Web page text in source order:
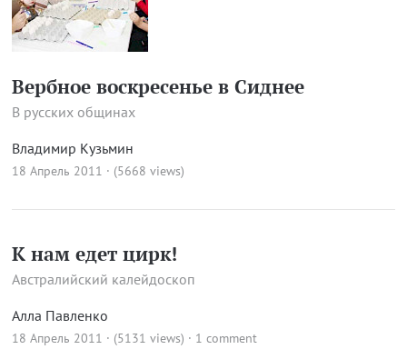
Вербное воскресенье в Сиднее
В русских общинах
Владимир Кузьмин
18 Апрель 2011 · (5668 views)
К нам едет цирк!
Австралийский калейдоскоп
Алла Павленко
18 Апрель 2011 · (5131 views) · 1 comment